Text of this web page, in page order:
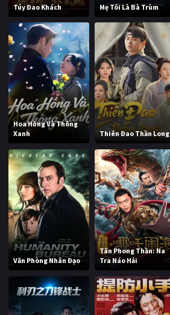
Túy Đao Khách Mẹ Tôi Là Bà Trùm
Hoa Hồng Và Thông
Xanh
Thiên Đao Thần Long
Văn Phòng Nhân Đạo
Tân Phong Thần: Na
Tra Náo Hải